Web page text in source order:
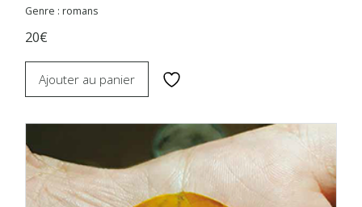
Genre : romans
20€
Ajouter au panier